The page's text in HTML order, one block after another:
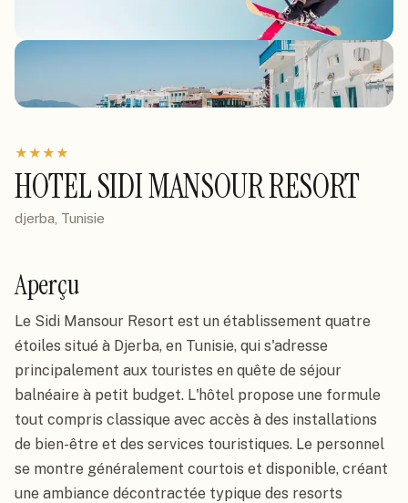
★★★★
HOTEL SIDI MANSOUR RESORT
djerba, Tunisie
Aperçu
Le Sidi Mansour Resort est un établissement quatre
étoiles situé à Djerba, en Tunisie, qui s'adresse
principalement aux touristes en quête de séjour
balnéaire à petit budget. L'hôtel propose une formule
tout compris classique avec accès à des installations
de bien-être et des services touristiques. Le personnel
se montre généralement courtois et disponible, créant
une ambiance décontractée typique des resorts